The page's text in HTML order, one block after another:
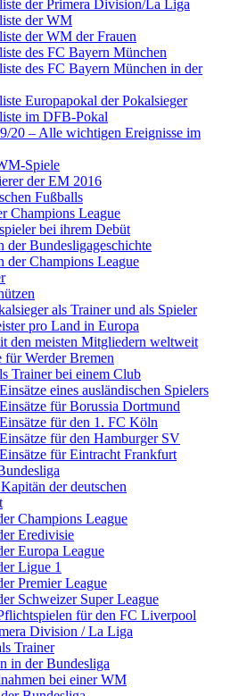
der Primera Division/La Liga
der WM
der WM der Frauen
des FC Bayern München
des FC Bayern München in der
Europapokal der Pokalsieger
im DFB-Pokal
20 – Alle wichtigen Ereignisse im
Spiele
der EM 2016
Fußballs
Champions League
bei ihrem Debüt
der Bundesligageschichte
der Champions League
als Trainer und als Spieler
pro Land in Europa
den meisten Mitgliedern weltweit
Werder Bremen
Trainer bei einem Club
eines ausländischen Spielers
für Borussia Dortmund
für den 1. FC Köln
für den Hamburger SV
für Eintracht Frankfurt
der deutschen
Champions League
Eredivisie
Europa League
Ligue 1
Premier League
Schweizer Super League
für den FC Liverpool
Division / La Liga
Trainer
in der Bundesliga
bei einer WM